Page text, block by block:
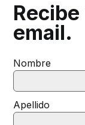
Recibe
email.
Nombre
Apellido